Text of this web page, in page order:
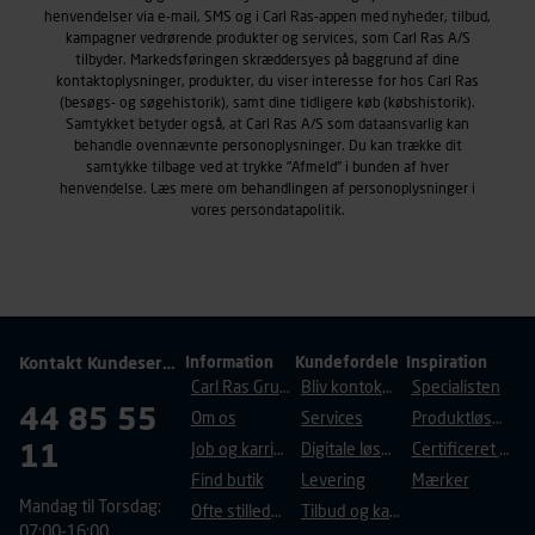
mv.) samt de features, der anvendes.
Vi henviser endvidere til vorespersondatapolitik, der
indeholder yderligere information om behandling af
personoplysninger.
henvendelser via e-mail, SMS og i Carl Ras-appen med nyheder, tilbud,
kampagner vedrørende produkter og services, som Carl Ras A/S
tilbyder. Markedsføringen skræddersyes på baggrund af dine
kontaktoplysninger, produkter, du viser interesse for hos Carl Ras
(besøgs- og søgehistorik), samt dine tidligere køb (købshistorik).
Samtykket betyder også, at Carl Ras A/S som dataansvarlig kan
behandle ovennævnte personoplysninger. Du kan trække dit
samtykke tilbage ved at trykke "Afmeld" i bunden af hver
henvendelse. Læs mere om behandlingen af personoplysninger i
vores persondatapolitik.
Kontakt Kundeservice
44 85 55
11
Mandag til Torsdag:
Information
Carl Ras Gruppen
Om os
Job og karriere
Find butik
Ofte stillede spørgsmål
Kundefordele
Bliv kontokunde
Services
Digitale løsninger
Levering
Tilbud og kampagner
Inspiration
Specialisten
Produktløsninger
Certificeret byggeri
Mærker